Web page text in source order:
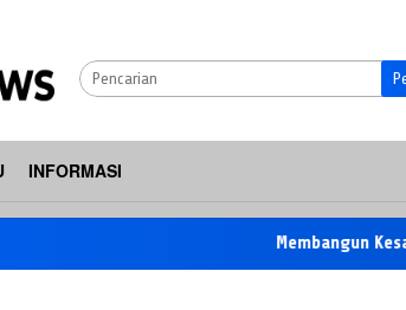
INFORMASI
Membangun Kesadaran